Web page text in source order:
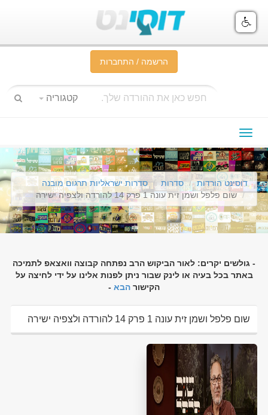
הרשמה / התחברות
קטגוריה
תפריט
ניווט
דוסינט הורדות סדרות
סדרות ישראליות תרגום מובנה
שום פלפל ושמן זית עונה 1 פרק 14 להורדה ולצפיה ישירה
- גולשים יקרים: לאור הביקוש הרב נפתחה קבוצה וואצאפ לתמיכה
באתר בכל בעיה או לינק שבור ניתן לפנות אלינו על ידי לחיצה על
הקישור הבא -
שום פלפל ושמן זית עונה 1 פרק 14 להורדה ולצפיה ישירה